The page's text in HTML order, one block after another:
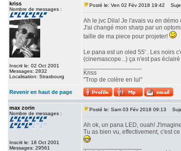
kriss
Nombre de messages :
Inscrit le: 02 Oct 2001
Messages: 2832
Localisation: Strasbourg
Posté le: Ven 02 Fév 2018 19:42
Ah le jvc Dila! Je l'avais vu en
J'ai changé mon sharp par un
taille de ma piece pour projeter!
Le pana est un oled 55' . Les noirs
(cinemascope...) ça n'est pas
Kriss
"Trop de colère en lui"
Revenir en haut de page
max zorin
Nombre de messages :
Inscrit le: 18 Oct 2001
Messages: 29561
Posté le: Sam 03 Fév 2018 09:13
Ah ok, un pana LED, ouah!
Tu as bien vu, effectivement, c'est